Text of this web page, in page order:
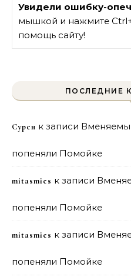
Увидели ошибку-
мышкой и нажмите
помощь сайту!
ПОСЛЕДНИЕ
Сурен к записи
попеняли Помойке
mitasmies к записи
попеняли Помойке
mitasmies к записи
попеняли Помойке